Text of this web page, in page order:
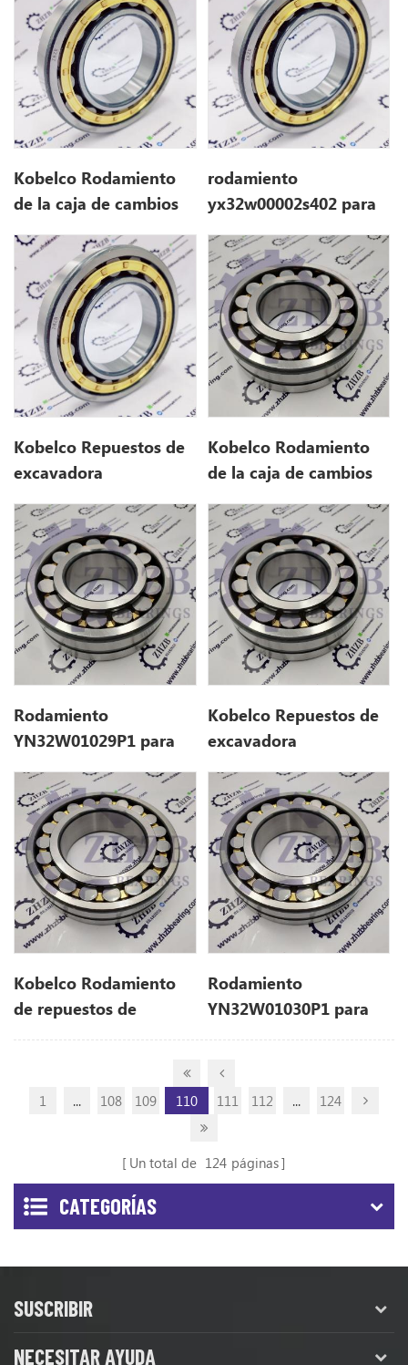
Kobelco Rodamiento
de la caja de cambios
YX32W00002S402 para
140sr
rodamiento
yx32w00002s402 para
Kobelco Repuestos de
excavadora
140sr
Kobelco Rodamiento
de la caja de cambios
YN32W01029P1 para
sk210d
Rodamiento
YN32W01029P1 para
Kobelco Repuestos de
excavadora
sk210d
Kobelco Rodamiento
de repuestos de
excavadora
Rodamiento
YN32W01030P1 para
kobelco Sk210-9
1 ... 108 109 110 111 112 ... 124
Un total de 124 páginas
CATEGORÍAS
SUSCRIBIR
NECESITAR AYUDA